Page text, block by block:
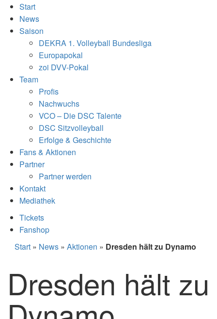
Start
News
Saison
DEKRA 1. Volleyball Bundesliga
Europapokal
zoi DVV-Pokal
Team
Profis
Nachwuchs
VCO – Die DSC Talente
DSC Sitzvolleyball
Erfolge & Geschichte
Fans & Aktionen
Partner
Partner werden
Kontakt
Mediathek
Tickets
Fanshop
Start » News » Aktionen » Dresden hält zu Dynamo
Dresden hält zu